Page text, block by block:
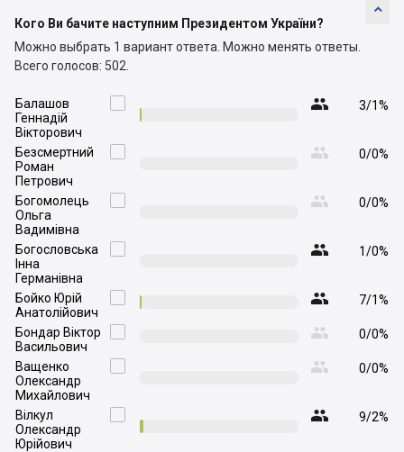

Кого Ви бачите наступним Президентом України?
Можно выбрать 1 вариант ответа. Можно менять ответы.
Всего голосов: 502.

Балашов
Геннадій
Вікторович
 3/1%

Безсмертний
Роман
Петрович
 0/0%

Богомолець
Ольга
Вадимівна
 0/0%

Богословська
Інна
Германівна
 1/0%

Бойко Юрій
Анатолійович
 7/1%

Бондар Віктор
Васильович
 0/0%

Ващенко
Олександр
Михайлович
 0/0%

Вілкул
Олександр
Юрійович
 9/2%